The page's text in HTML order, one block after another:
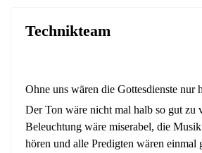
Technikteam
Ohne uns wären die Gottesdienste nur
Der Ton wäre nicht mal halb so gut zu
Beleuchtung wäre miserabel, die
hören und alle Predigten wären einmal